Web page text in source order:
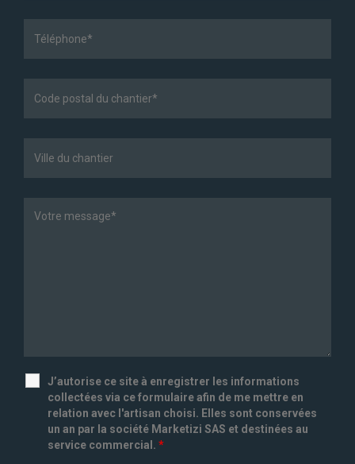
J’autorise ce site à enregistrer les informations
collectées via ce formulaire afin de me mettre en
relation avec l'artisan choisi. Elles sont conservées
un an par la société Marketizi SAS et destinées au
service commercial. *